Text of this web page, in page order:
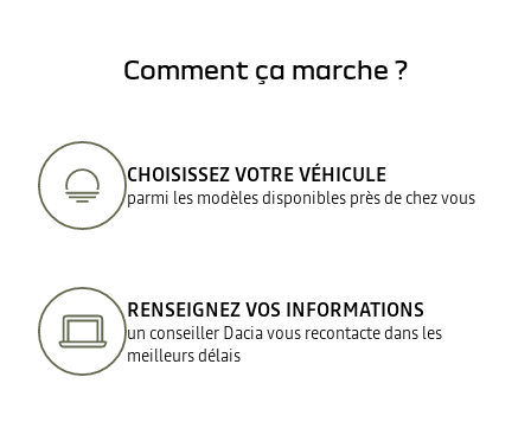
Comment ça marche ?
CHOISISSEZ VOTRE VÉHICULE
parmi les modèles disponibles près de chez vous
RENSEIGNEZ VOS INFORMATIONS
un conseiller Dacia vous recontacte dans les
meilleurs délais